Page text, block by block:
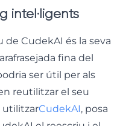
intel·ligents
de CudekAI és la seva
fina del
ser útil per als
reutilitzar el seu
CudekAI, posa